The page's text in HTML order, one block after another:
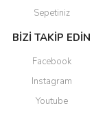
Sepetiniz
BİZİ TAKİP EDİN
Facebook
Instagram
Youtube